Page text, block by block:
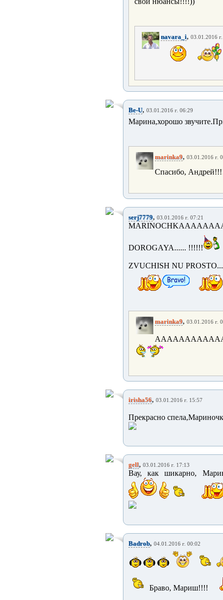
navara_i, 03.01.2016
Be-U, 03.01.2016 г. 06:29
Марина,хорошо
marinka9, 03.01.2016 г.
Спасибо,
serj7779, 03.01.2016 г. 07:21
DOROGAYA...... !!!!!!
ZVUCHISH NU
marinka9, 03.01.2016 г.
irisha56, 03.01.2016 г. 15:57
Прекрасно
gell, 03.01.2016 г. 17:13
Вау, как шикарно,
Badrob, 04.01.2016 г. 00:02
Браво, Мариш!!!!